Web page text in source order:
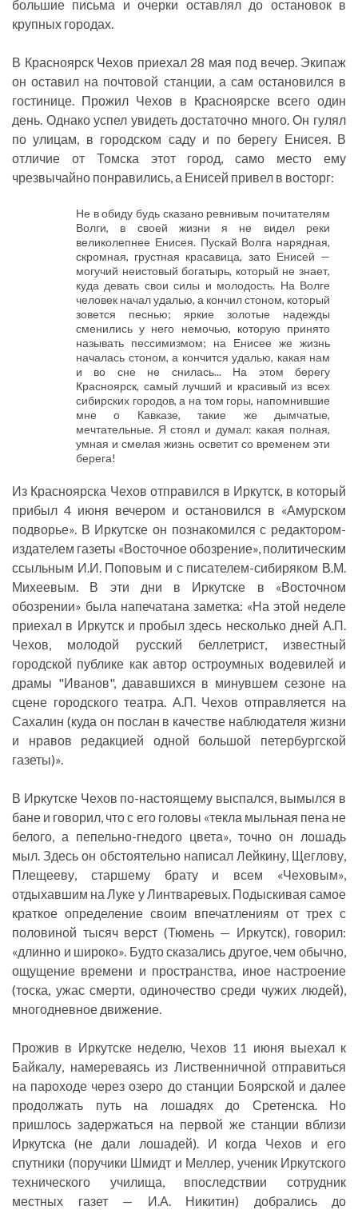
большие письма и очерки оставлял до остановок в
крупных городах.
В Красноярск Чехов приехал 28 мая под вечер. Экипаж
он оставил на почтовой станции, а сам остановился в
гостинице. Прожил Чехов в Красноярске всего один
день. Однако успел увидеть достаточно много. Он гулял
по улицам, в городском саду и по берегу Енисея. В
отличие от Томска этот город, само место ему
чрезвычайно понравились, а Енисей привел в восторг:
Не в обиду будь сказано ревнивым почитателям
Волги, в своей жизни я не видел реки
великолепнее Енисея. Пускай Волга нарядная,
скромная, грустная красавица, зато Енисей —
могучий неистовый богатырь, который не знает,
куда девать свои силы и молодость. На Волге
человек начал удалью, а кончил стоном, который
зовется песнью; яркие золотые надежды
сменились у него немочью, которую принято
называть пессимизмом; на Енисее же жизнь
началась стоном, а кончится удалью, какая нам
и во сне не снилась... На этом берегу
Красноярск, самый лучший и красивый из всех
сибирских городов, а на том горы, напомнившие
мне о Кавказе, такие же дымчатые,
мечтательные. Я стоял и думал: какая полная,
умная и смелая жизнь осветит со временем эти
берега!
Из Красноярска Чехов отправился в Иркутск, в который
прибыл 4 июня вечером и остановился в «Амурском
подворье». В Иркутске он познакомился с редактором-
издателем газеты «Восточное обозрение», политическим
ссыльным И.И. Поповым и с писателем-сибиряком В.М.
Михеевым. В эти дни в Иркутске в «Восточном
обозрении» была напечатана заметка: «На этой неделе
приехал в Иркутск и пробыл здесь несколько дней А.П.
Чехов, молодой русский беллетрист, известный
городской публике как автор остроумных водевилей и
драмы "Иванов", дававшихся в минувшем сезоне на
сцене городского театра. А.П. Чехов отправляется на
Сахалин (куда он послан в качестве наблюдателя жизни
и нравов редакцией одной большой петербургской
газеты)».
В Иркутске Чехов по-настоящему выспался, вымылся в
бане и говорил, что с его головы «текла мыльная пена не
белого, а пепельно-гнедого цвета», точно он лошадь
мыл. Здесь он обстоятельно написал Лейкину, Щеглову,
Плещееву, старшему брату и всем «Чеховым»,
отдыхавшим на Луке у Линтваревых. Подыскивая самое
краткое определение своим впечатлениям от трех с
половиной тысяч верст (Тюмень — Иркутск), говорил:
«длинно и широко». Будто сказались другое, чем обычно,
ощущение времени и пространства, иное настроение
(тоска, ужас смерти, одиночество среди чужих людей),
многодневное движение.
Прожив в Иркутске неделю, Чехов 11 июня выехал к
Байкалу, намереваясь из Лиственничной отправиться
на пароходе через озеро до станции Боярской и далее
продолжать путь на лошадях до Сретенска. Но
пришлось задержаться на первой же станции вблизи
Иркутска (не дали лошадей). И когда Чехов и его
спутники (поручики Шмидт и Меллер, ученик Иркутского
технического училища, впоследствии сотрудник
местных газет — И.А. Никитин) добрались до